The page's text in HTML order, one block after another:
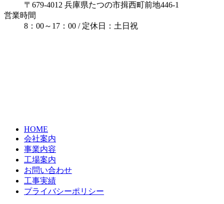
〒679-4012 兵庫県たつの市揖西町前地446-1
営業時間
8：00～17：00 / 定休日：土日祝
HOME
会社案内
事業内容
工場案内
お問い合わせ
工事実績
プライバシーポリシー